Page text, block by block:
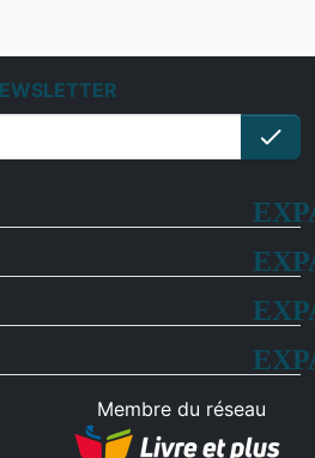
check
Membre du réseau